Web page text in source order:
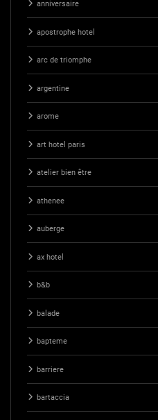
anniversaire
apostrophe hotel
arc de triomphe
argentine
arome
art hotel paris
atelier bien être
athenee
auberge
ax hotel
b&b
balade
bapteme
barriere
bartaccia